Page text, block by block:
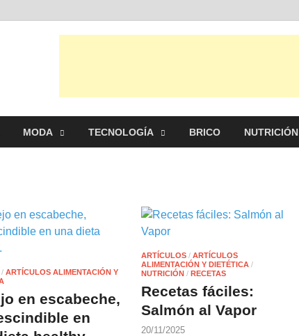
MODA TECNOLOGÍA BRICO NUTRICIÓN
/ ARTÍCULOS ALIMENTACIÓN Y
en escabeche,
en
ARTÍCULOS / ARTÍCULOS
ALIMENTACIÓN Y DIETÉTICA /
NUTRICIÓN / RECETAS
Recetas fáciles:
Salmón al Vapor
20/11/2025